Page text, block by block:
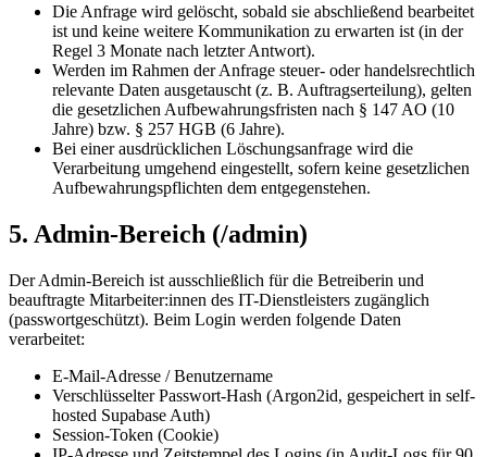
Die Anfrage wird gelöscht, sobald sie abschließend bearbeitet
ist und keine weitere Kommunikation zu erwarten ist (in der
Regel 3 Monate nach letzter Antwort).
Werden im Rahmen der Anfrage steuer- oder handelsrechtlich
relevante Daten ausgetauscht (z. B. Auftragserteilung), gelten
die gesetzlichen Aufbewahrungsfristen nach § 147 AO (10
Jahre) bzw. § 257 HGB (6 Jahre).
Bei einer ausdrücklichen Löschungsanfrage wird die
Verarbeitung umgehend eingestellt, sofern keine gesetzlichen
Aufbewahrungspflichten dem entgegenstehen.
5. Admin-Bereich (/admin)
Der Admin-Bereich ist ausschließlich für die Betreiberin und
beauftragte Mitarbeiter:innen des IT-Dienstleisters zugänglich
(passwortgeschützt). Beim Login werden folgende Daten
verarbeitet:
E-Mail-Adresse / Benutzername
Verschlüsselter Passwort-Hash (Argon2id, gespeichert in self-
hosted Supabase Auth)
Session-Token (Cookie)